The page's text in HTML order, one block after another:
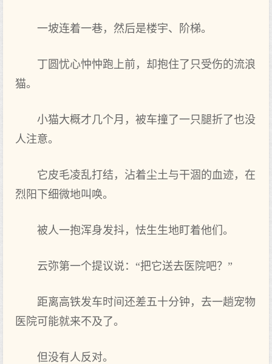
一坡连着一巷，然后是楼宇、阶梯。
丁圆忧心忡忡跑上前，却抱住了只受伤的流浪
猫。
小猫大概才几个月，被车撞了一只腿折了也没
人注意。
它皮毛凌乱打结，沾着尘土与干涸的血迹，在
烈阳下细微地叫唤。
被人一抱浑身发抖，怯生生地盯着他们。
云弥第一个提议说：“把它送去医院吧？”
距离高铁发车时间还差五十分钟，去一趟宠物
医院可能就来不及了。
但没有人反对。